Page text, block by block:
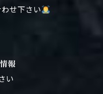
せ下さい
報
い